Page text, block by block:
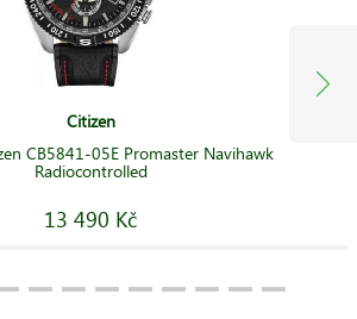
Citizen
CB5841-05E Promaster Navihawk
Radiocontrolled
13 490 Kč